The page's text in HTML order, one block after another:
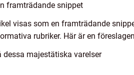
framträdande snippet
visas som en framträdande
rubriker. Här är en
majestätiska varelser